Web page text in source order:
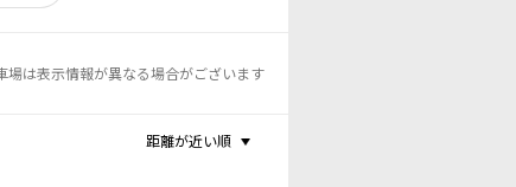
は表示情報が異なる場合がございます
距離が近い順